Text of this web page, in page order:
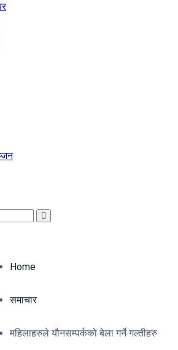
Home
समाचार
महिलाहरुले यौनसम्पर्कको बेला गर्ने गल्तीहरु